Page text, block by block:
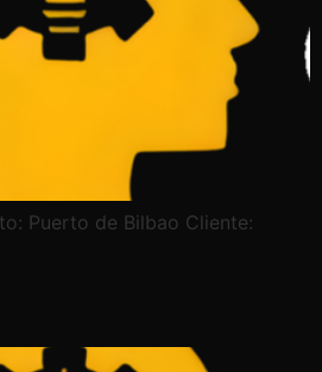
Puerto de Bilbao Cliente: